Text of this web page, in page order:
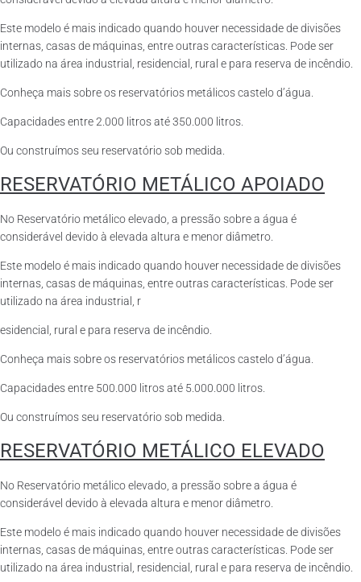
Este modelo é mais indicado quando houver necessidade de divisões
internas, casas de máquinas, entre outras características. Pode ser
utilizado na área industrial, residencial, rural e para reserva de incêndio.
Conheça mais sobre os reservatórios metálicos castelo d’água.
Capacidades entre 2.000 litros até 350.000 litros.
Ou construímos seu reservatório sob medida.
RESERVATÓRIO METÁLICO APOIADO
No Reservatório metálico elevado, a pressão sobre a água é
considerável devido à elevada altura e menor diâmetro.
Este modelo é mais indicado quando houver necessidade de divisões
internas, casas de máquinas, entre outras características. Pode ser
utilizado na área industrial, r
esidencial, rural e para reserva de incêndio.
Conheça mais sobre os reservatórios metálicos castelo d’água.
Capacidades entre 500.000 litros até 5.000.000 litros.
Ou construímos seu reservatório sob medida.
RESERVATÓRIO METÁLICO ELEVADO
No Reservatório metálico elevado, a pressão sobre a água é
considerável devido à elevada altura e menor diâmetro.
Este modelo é mais indicado quando houver necessidade de divisões
internas, casas de máquinas, entre outras características. Pode ser
utilizado na área industrial, residencial, rural e para reserva de incêndio.